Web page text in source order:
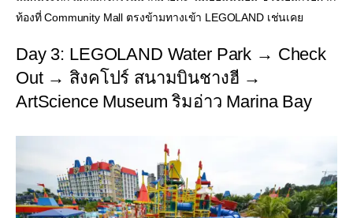
ท้องที่ Community Mall ตรงข้ามทางเข้า LEGOLAND เช่นเคย
Day 3: LEGOLAND Water Park → Check
Out → สิงคโปร์ สนามบินชางฮี →
ArtScience Museum ริมอ่าว Marina Bay